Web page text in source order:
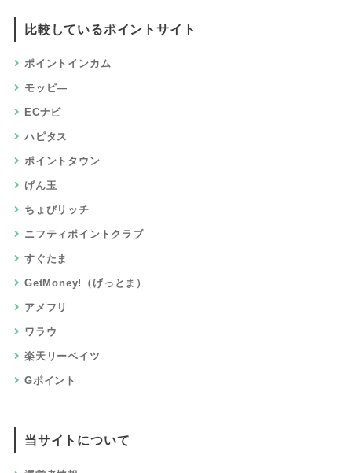
比較しているポイントサイト
ポイントインカム
モッピ―
ECナビ
ハピタス
ポイントタウン
げん玉
ちょびリッチ
ニフティポイントクラブ
すぐたま
GetMoney!（げっとま）
アメフリ
ワラウ
楽天リーベイツ
Gポイント
当サイトについて